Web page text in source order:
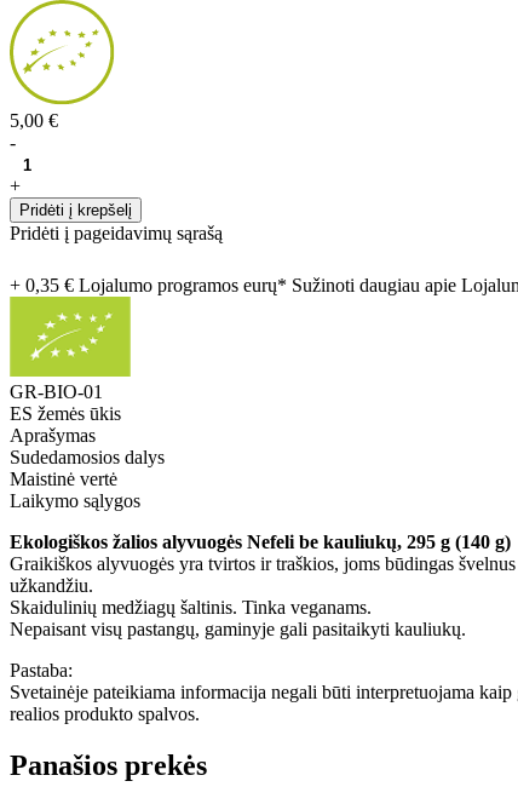
5,00 €
-
+
Pridėti į krepšelį
Pridėti į pageidavimų sąrašą
+ 0,35 € Lojalumo programos eurų* Sužinoti daugiau apie
GR-BIO-01
ES žemės ūkis
Aprašymas
Sudedamosios dalys
Maistinė vertė
Laikymo sąlygos
Ekologiškos žalios alyvuogės Nefeli be kauliukų, 295 g (140 g)
Graikiškos alyvuogės yra tvirtos ir traškios, joms būdingas
užkandžiu.
Skaidulinių medžiagų šaltinis. Tinka veganams.
Nepaisant visų pastangų, gaminyje gali pasitaikyti kauliukų.
Pastaba:
Svetainėje pateikiama informacija negali būti interpretuojama
realios produkto spalvos.
Panašios prekės